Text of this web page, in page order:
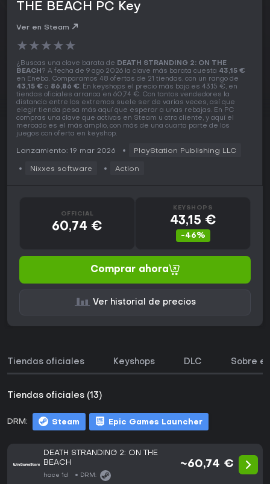
THE BEACH PC Key
Ver en Steam
★★★★★
¿Buscas una clave barata de DEATH STRANDING 2: ON THE
BEACH ? A fecha de 9 ago 2026 la clave más barata cuesta 43,15 €
en Eneba. Comparamos 48 ofertas de 21 tiendas, con un rango de
43,15 € a 86,86 €. En keyshops el precio más bajo es 43,15 €, en
tiendas oficiales arranca en 60,74 €. Con tantos vendedores la
distancia entre los extremos suele ser de varias veces, así que
elegir tienda pesa más aquí que esperar a unas rebajas. En PC
compras una clave que activas en Steam u otro cliente, y aquí el
mercado es el más amplio, con más de una cuarta parte de los
juegos con oferta en keyshop.
Lanzamiento: 19 mar 2026 PlayStation Publishing LLC
Nixxes software Action
OFFICIAL
60,74 €
KEYSHOPS
43,15 €
-46%
Comprar ahora
Ver historial de precios
Tiendas oficiales Keyshops DLC Sobre
Tiendas oficiales (13)
DRM: Steam Epic Games Launcher
DEATH STRANDING 2: ON THE
BEACH
hace 1d DRM:
~60,74 €